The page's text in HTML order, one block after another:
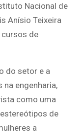
Nacional de
Anísio Teixeira
de
do setor e a
na engenharia,
como uma
de
a